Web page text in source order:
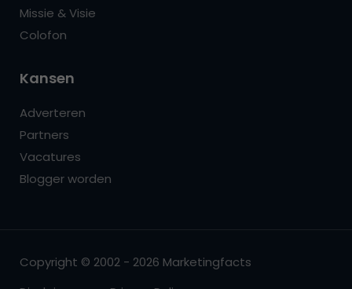
Missie & Visie
Colofon
Kansen
Adverteren
Partners
Vacatures
Blogger worden
Copyright © 2002 - 2026 Marketingfacts